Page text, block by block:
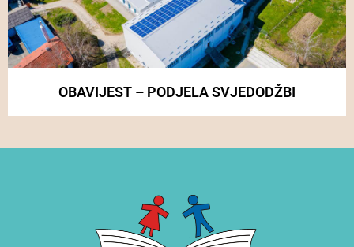
OBAVIJEST – PODJELA SVJEDODŽBI